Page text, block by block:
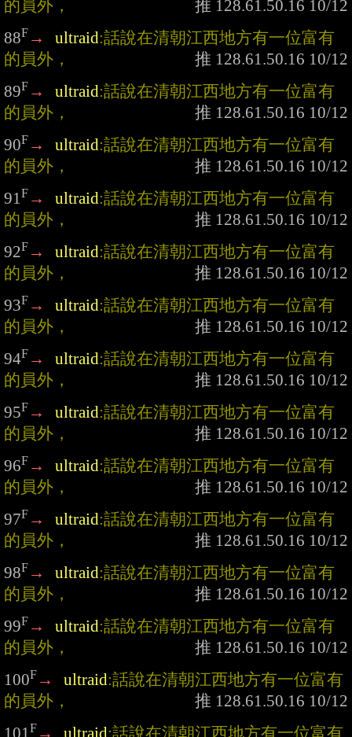
的員外，
88F → ultraid:話說在清朝江西地方有一位富有
的員外，
89F → ultraid:話說在清朝江西地方有一位富有
的員外，
90F → ultraid:話說在清朝江西地方有一位富有
的員外，
91F → ultraid:話說在清朝江西地方有一位富有
的員外，
92F → ultraid:話說在清朝江西地方有一位富有
的員外，
93F → ultraid:話說在清朝江西地方有一位富有
的員外，
94F → ultraid:話說在清朝江西地方有一位富有
的員外，
95F → ultraid:話說在清朝江西地方有一位富有
的員外，
96F → ultraid:話說在清朝江西地方有一位富有
的員外，
97F → ultraid:話說在清朝江西地方有一位富有
的員外，
98F → ultraid:話說在清朝江西地方有一位富有
的員外，
99F → ultraid:話說在清朝江西地方有一位富有
的員外，
100F → ultraid:話說在清朝江西地方有一位富有
的員外，
101 F → ultraid:話說在清朝江西地方有一位富有